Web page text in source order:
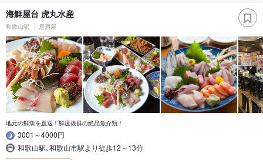
海鮮屋台 虎丸水産
和歌山駅 居酒屋
地元の鮮魚を直送！鮮度抜群の絶品魚介類！
3001～4000円
和歌山駅､和歌山市駅より徒歩12～13分